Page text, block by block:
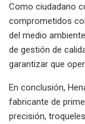
Como ciudadano
comprometidos
del medio
de gestión de
garantizar que
En conclusión,
fabricante de
precisión,